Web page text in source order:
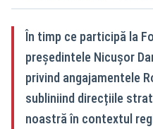
În timp ce participă la
președintele Nicușor
privind angajamentele
subliniind direcțiile
noastră în contextul